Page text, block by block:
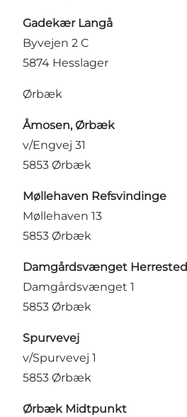
Gadekær Langå
Byvejen 2 C
5874 Hesslager
Ørbæk
Åmosen, Ørbæk
v/Engvej 31
5853 Ørbæk
Møllehaven Refsvindinge
Møllehaven 13
5853 Ørbæk
Damgårdsvænget Herrested
Damgårdsvænget 1
5853 Ørbæk
Spurvevej
v/Spurvevej 1
5853 Ørbæk
Ørbæk Midtpunkt